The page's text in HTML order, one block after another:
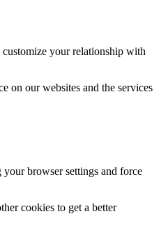
your relationship with
on our websites and the services
browser settings and force
cookies to get a better